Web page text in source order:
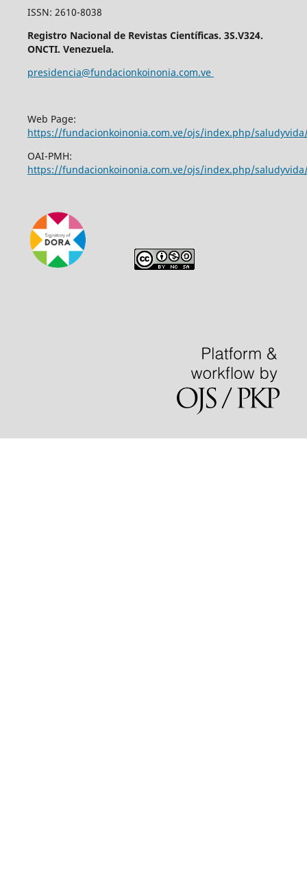
ISSN: 2610-8038
Registro Nacional de Revistas Científicas. 3S.V324.
ONCTI. Venezuela.
presidencia@fundacionkoinonia.com.ve
Web Page:
https://fundacionkoinonia.com.ve/ojs/index.php/
OAI-PMH:
https://fundacionkoinonia.com.ve/ojs/index.php/